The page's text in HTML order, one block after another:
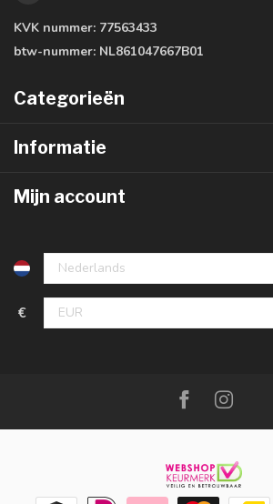
KVK nummer: 77563433
btw-nummer: NL861047667B01
Categorieën
Informatie
Mijn account
€